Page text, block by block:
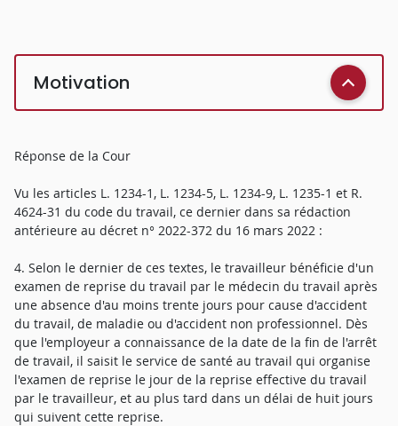
Motivation
Réponse de la Cour
Vu les articles L. 1234-1, L. 1234-5, L. 1234-9, L. 1235-1 et R.
4624-31 du code du travail, ce dernier dans sa rédaction
antérieure au décret n° 2022-372 du 16 mars 2022 :
4. Selon le dernier de ces textes, le travailleur bénéficie d'un
examen de reprise du travail par le médecin du travail après
une absence d'au moins trente jours pour cause d'accident
du travail, de maladie ou d'accident non professionnel. Dès
que l'employeur a connaissance de la date de la fin de l'arrêt
de travail, il saisit le service de santé au travail qui organise
l'examen de reprise le jour de la reprise effective du travail
par le travailleur, et au plus tard dans un délai de huit jours
qui suivent cette reprise.